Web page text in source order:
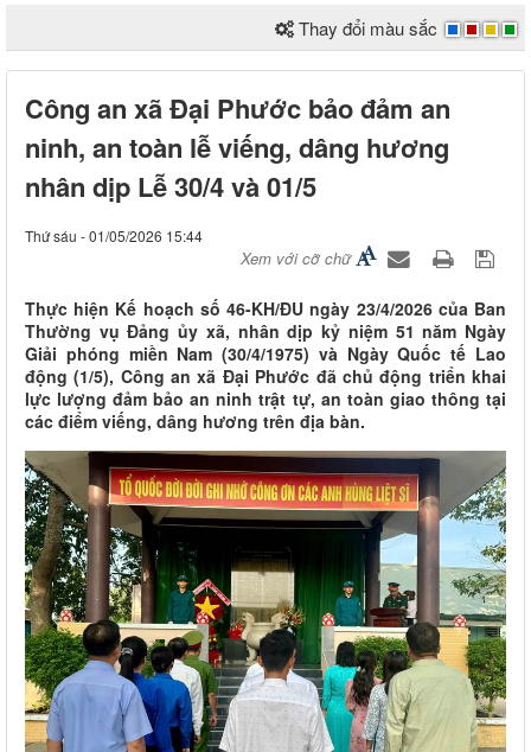
Thay đổi màu sắc
Công an xã Đại Phước bảo đảm an
ninh, an toàn lễ viếng, dâng hương
nhân dịp Lễ 30/4 và 01/5
Thứ sáu - 01/05/2026 15:44
Xem với cỡ chữ
Thực hiện Kế hoạch số 46-KH/ĐU ngày 23/4/2026 của Ban
Thường vụ Đảng ủy xã, nhân dịp kỷ niệm 51 năm Ngày
Giải phóng miền Nam (30/4/1975) và Ngày Quốc tế Lao
động (1/5), Công an xã Đại Phước đã chủ động triển khai
lực lượng đảm bảo an ninh trật tự, an toàn giao thông tại
các điểm viếng, dâng hương trên địa bàn.